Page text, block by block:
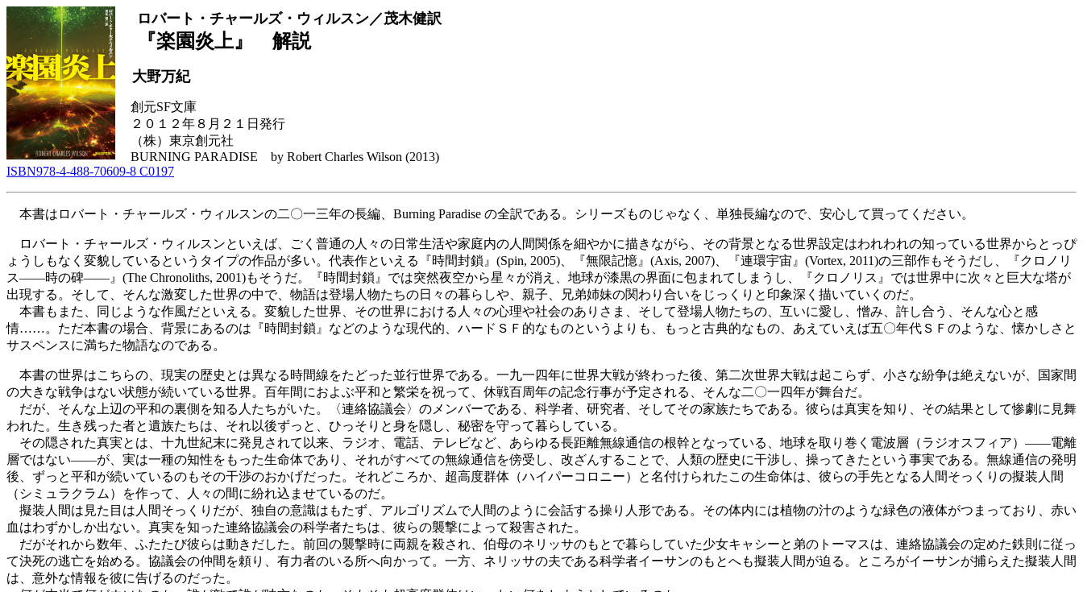
ロバート・チャールズ・ウィルスン／茂木健訳
『楽園炎上』 解説
大野万紀
創元SF文庫
２０１２年８月２１日発行
（株）東京創元社
BURNING PARADISE by Robert Charles Wilson (2013)
ISBN978-4-488-70609-8 C0197
本書はロバート・チャールズ・ウィルスンの二〇一三年の長編、Burning Paradise の全訳である。シリーズものじゃなく、単独長編なので、安心して買ってください。
ロバート・チャールズ・ウィルスンといえば、ごく普通の人々の日常生活や家庭内の人間関係を細やかに描きながら、その背景となる世界設定はわれわれの知っている世界からとっぴ
ょうしもなく変貌しているというタイプの作品が多い。代表作といえる『時間封鎖』(Spin, 2005)、『無限記憶』(Axis, 2007)、『連環宇宙』(Vortex, 2011)の三部作もそうだし、『クロノリ
ス――時の碑――』(The Chronoliths, 2001)もそうだ。『時間封鎖』では突然夜空から星々が消え、地球が漆黒の界面に包まれてしまうし、『クロノリス』では世界中に次々と巨大な塔が
出現する。そして、そんな激変した世界の中で、物語は登場人物たちの日々の暮らしや、親子、兄弟姉妹の関わり合いをじっくりと印象深く描いていくのだ。
本書もまた、同じような作風だといえる。変貌した世界、その世界における人々の心理や社会のありさま、そして登場人物たちの、互いに愛し、憎み、許し合う、そんな心と感
情……。ただ本書の場合、背景にあるのは『時間封鎖』などのような現代的、ハードＳＦ的なものというよりも、もっと古典的なもの、あえていえば五〇年代ＳＦのような、懐かしさと
サスペンスに満ちた物語なのである。
本書の世界はこちらの、現実の歴史とは異なる時間線をたどった並行世界である。一九一四年に世界大戦が終わった後、第二次世界大戦は起こらず、小さな紛争は絶えないが、国家間
の大きな戦争はない状態が続いている世界。百年間におよぶ平和と繁栄を祝って、休戦百周年の記念行事が予定される、そんな二〇一四年が舞台だ。
だが、そんな上辺の平和の裏側を知る人たちがいた。〈連絡協議会〉のメンバーである、科学者、研究者、そしてその家族たちである。彼らは真実を知り、その結果として惨劇に見舞
われた。生き残った者と遺族たちは、それ以後ずっと、ひっそりと身を隠し、秘密を守って暮らしている。
その隠された真実とは、十九世紀末に発見されて以来、ラジオ、電話、テレビなど、あらゆる長距離無線通信の根幹となっている、地球を取り巻く電波層（ラジオスフィア）――電離
層ではない――が、実は一種の知性をもった生命体であり、それがすべての無線通信を傍受し、改ざんすることで、人類の歴史に干渉し、操ってきたという事実である。無線通信の発明
後、ずっと平和が続いているのもその干渉のおかげだった。それどころか、超高度群体（ハイパーコロニー）と名付けられたこの生命体は、彼らの手先となる人間そっくりの擬装人間
（シミュラクラム）を作って、人々の間に紛れ込ませているのだ。
擬装人間は見た目は人間そっくりだが、独自の意識はもたず、アルゴリズムで人間のように会話する操り人形である。その体内には植物の汁のような緑色の液体がつまっており、赤い
血はわずかしか出ない。真実を知った連絡協議会の科学者たちは、彼らの襲撃によって殺害された。
だがそれから数年、ふたたび彼らは動きだした。前回の襲撃時に両親を殺され、伯母のネリッサのもとで暮らしていた少女キャシーと弟のトーマスは、連絡協議会の定めた鉄則に従っ
て決死の逃亡を始める。協議会の仲間を頼り、有力者のいる所へ向かって。一方、ネリッサの夫である科学者イーサンのもとへも擬装人間が迫る。ところがイーサンが捕らえた擬装人間
は、意外な情報を彼に告げるのだった。